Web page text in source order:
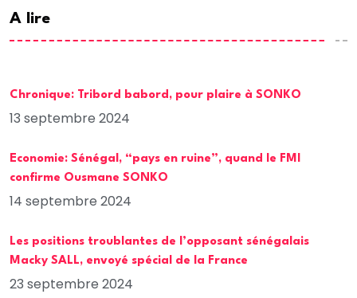
A lire
Chronique: Tribord babord, pour plaire à SONKO
13 septembre 2024
Economie: Sénégal, “pays en ruine”, quand le FMI
confirme Ousmane SONKO
14 septembre 2024
Les positions troublantes de l’opposant sénégalais
Macky SALL, envoyé spécial de la France
23 septembre 2024